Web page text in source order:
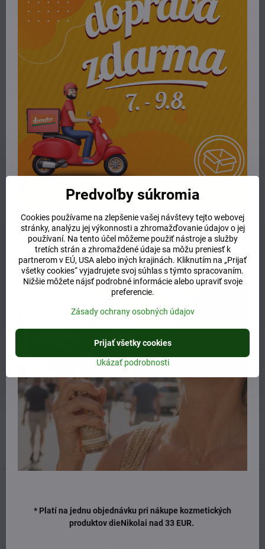
Masť s jastrabinou lekárskou je vhodná taktiež na redukciu
viditeľnosti strií na prsiach, zadku a stehnách.
Náš tip: pre maximálnu absorpciu krému pre jeho účinky používajte
po kúpaní alebo sprchovaní, pokiaľ sú póry roztiahnuté z teplej vody.
Náš tip: táto masť má vynikajúci hojivý účinok na akékoľvek
poranenia a poškodenia kože, napr. aj na ošetrovanie pupčeka
Zloženie:Olea Europaea Oil, Cera Alba, Galega Officinalis Extract,
Viola Tricolor Extract, Rosa Damascena Flower Extract, Chamomilla
Recutita Extract, Calendula Officinalis Extract, Achillea Millefolium
Extract, Pimpinella Anisum Extract, Foeniculum Vulgare Extract,
Solum Fullonum Oil Extract, Rosa Damascena Flower Oil
Viac z kategórie
E-shop telová kozmetika
telové mlieka a oleje ošetrujúce balzamy
deti a mamičky budúce mamičky
podpora dojčenia
Potrebujete poradiť alebo pomôcť?
+421 904 55 33 96
info​@prirodnyraj​.sk
Kamenná predajňa
Ružinovská 40, 82103 Bratislava
Otváracie hodiny
UTOROK 10:00 - 15:00
STREDA 10:00 - 17:00
ŠTVRTOK 10:00 - 15:00
Naposledy ste si prezerali
Predvoľby súkromia
Cookies používame na zlepšenie vašej návštevy tejto webovej
stránky, analýzu jej výkonnosti a zhromažďovanie údajov o jej
používaní. Na tento účel môžeme použiť nástroje a služby
tretích strán a zhromaždené údaje sa môžu preniesť k
partnerom v EÚ, USA alebo iných krajinách. Kliknutím na „Prijať
všetky cookies“ vyjadrujete svoj súhlas s týmto spracovaním.
Nižšie môžete nájsť podrobné informácie alebo upraviť svoje
preferencie.
Zásady ochrany osobných údajov
Ukázať podrobnosti
Prijať všetky cookies
* Platí na jednu objednávku pri nákupe kozmetických
produktov dieNikolai nad 33 EUR.